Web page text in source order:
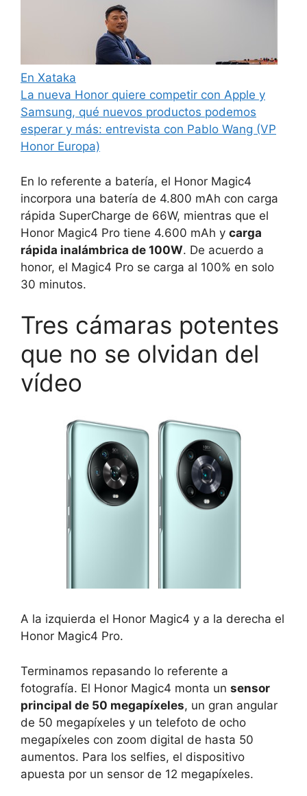
En Xataka
La nueva Honor quiere competir con Apple y
Samsung, qué nuevos productos podemos
esperar y más: entrevista con Pablo Wang (VP
Honor Europa)
En lo referente a batería, el Honor Magic4
incorpora una batería de 4.800 mAh con carga
rápida SuperCharge de 66W, mientras que el
Honor Magic4 Pro tiene 4.600 mAh y carga
rápida inalámbrica de 100W. De acuerdo a
honor, el Magic4 Pro se carga al 100% en solo
30 minutos.
Tres cámaras potentes
que no se olvidan del
vídeo
A la izquierda el Honor Magic4 y a la derecha el
Honor Magic4 Pro.
Terminamos repasando lo referente a
fotografía. El Honor Magic4 monta un sensor
principal de 50 megapíxeles, un gran angular
de 50 megapíxeles y un telefoto de ocho
megapíxeles con zoom digital de hasta 50
aumentos. Para los selfies, el dispositivo
apuesta por un sensor de 12 megapíxeles.